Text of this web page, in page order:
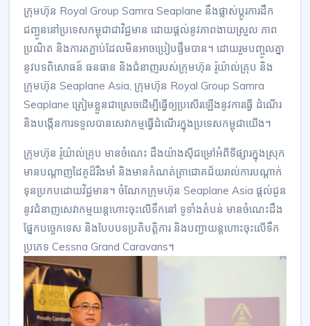
ក្រុមហ៊ុន Royal Group Samra Seaplane នឹងផ្លាស់ប្ដូរការដឹក
ជញ្ជូននៅប្រទេសកម្ពុជាជាវិជ្ជមាន ដោយផ្តល់នូវភាពងាយស្រួល ភាព
ប្រណិត និងការតភ្ជាប់ដែលមិនអាចប្រៀបផ្ទឹមបាន។ ដោយរួមបញ្ចូលគ្នា
នូវបទពិសោធន៍ ធនធាន និងជំនាញរបស់ក្រុមហ៊ុន រ៉ូយ៉ាល់គ្រុប និង
ក្រុមហ៊ុន Seaplane Asia, ក្រុមហ៊ុន Royal Group Samra
Seaplane ត្រៀមខ្លួនជាស្រេចដើម្បីធ្វើឲ្យប្រសើរឡើងនូវការធ្វើ ដំណើរ
និងបង្កើនការទទួលបានសេវាកម្មធ្វើដំណើរក្នុងប្រទេសកម្ពុជាយើង។
ក្រុមហ៊ុន រ៉ូយ៉ាល់គ្រុប មានចំណេះ ដឹងយ៉ាងស៊ីជម្រៅអំពីទីផ្សារក្នុងស្រុក
មានបណ្តាញដៃគូដ៏រឹងមាំ និងមានកំណត់ត្រាជោគជ័យរាល់ការបណ្តាក់
ទុនប្រកបដោយវិជ្ជមាន។ ចំណែកក្រុមហ៊ុន Seaplane Asia ផ្តល់ជូន
នូវជំនាញសេវាកម្មយន្តហោះចុះលើទឹកនៅ ទូទាំងតំបន់ មានចំណេះដឹង
ផ្នែកបច្ចេកទេស និងបែបបទប្រតិបត្តិការ និងបញ្ជាយន្តហោះចុះលើទឹក
ប្រភេទ Cessna Grand Caravans។